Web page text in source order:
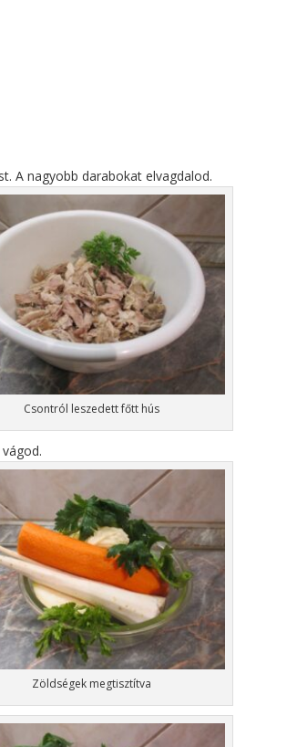
A nagyobb darabokat elvagdalod.
Csontról leszedett főtt hús
Zöldségek megtisztítva